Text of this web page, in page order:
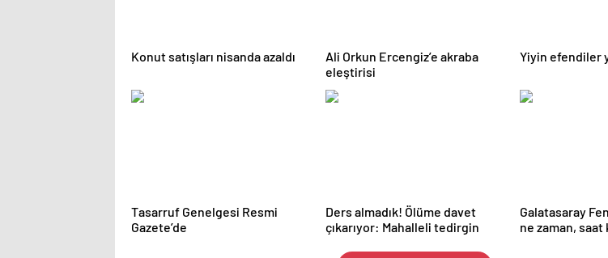
Konut satışları nisanda azaldı
Ali Orkun Ercengiz’e akraba
eleştirisi
Yiyin efendiler
Tasarruf Genelgesi Resmi
Gazete’de
Ders almadık! Ölüme davet
çıkarıyor: Mahalleli tedirgin
Galatasaray
ne zaman, saat